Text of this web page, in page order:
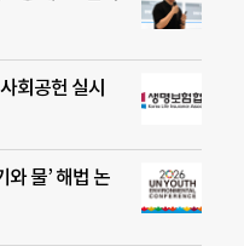
회공헌 실시
물’ 해법 논